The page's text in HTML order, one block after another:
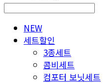
NEW
세트할인
3종세트
콤비세트
컴포터 보닛세트